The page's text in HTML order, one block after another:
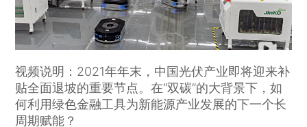
视频说明：2021年年末，中国光伏产业即将迎来补
贴全面退坡的重要节点。在“双碳”的大背景下，如
何利用绿色金融工具为新能源产业发展的下一个长
周期赋能？